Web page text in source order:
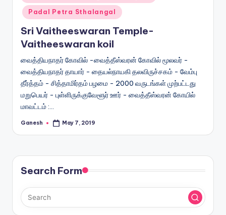
in
Padal Petra Sthalangal
Sri Vaitheeswaran Temple-
Vaitheeswaran koil
வைத்தியநாதர் கோவில் -வைத்தீஸ்வரன் கோவில் மூலவர் -
வைத்தியநாதர் தாயார் - தையல்நாயகி தலவிருச்சகம் - வேம்பு
தீர்த்தம் - சித்தாமிர்தம் பழமை - 2000 வருடங்கள் முற்பட்டது
மறுபெயர் - புள்ளிருக்குவேளூர் ஊர் - வைத்தீஸ்வரன் கோயில்
மாவட்டம் :…
Posted
Ganesh May 7, 2019
Search Form